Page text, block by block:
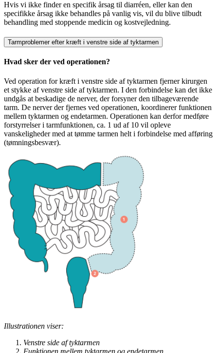
Hvis vi ikke finder en specifik årsag til diarréen, eller kan den
specifikke årsag ikke behandles på vanlig vis, vil du blive tilbudt
behandling med stoppende medicin og kostvejledning.
Tarmproblemer efter kræft i venstre side af tyktarmen
Hvad sker der ved operationen?
Ved operation for kræft i venstre side af tyktarmen fjerner kirurgen
et stykke af venstre side af tyktarmen. I den forbindelse kan det ikke
undgås at beskadige de nerver, der forsyner den tilbageværende
tarm. De nerver der fjernes ved operationen, koordinerer funktionen
mellem tyktarmen og endetarmen. Operationen kan derfor medføre
forstyrrelser i tarmfunktionen, ca. 1 ud af 10 vil opleve
vanskeligheder med at tømme tarmen helt i forbindelse med afføring
(tømningsbesvær).
Illustrationen viser:
Venstre side af tyktarmen
Funktionen mellem tyktarmen og endetarmen